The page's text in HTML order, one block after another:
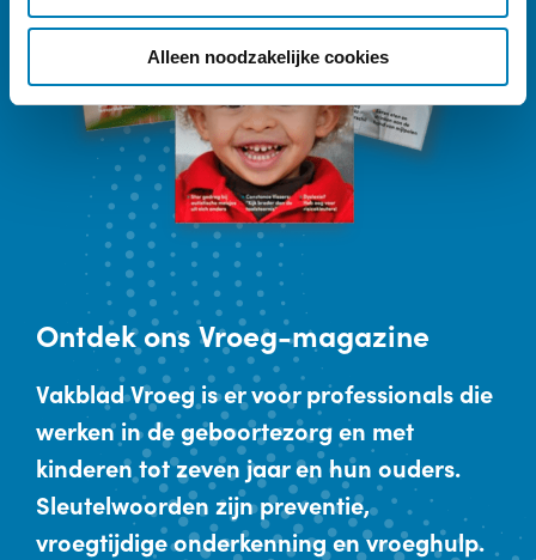
Alleen noodzakelijke cookies
Ontdekons Vroeg-magazine
Vakblad Vroeg is er voor professionals die
werken in de geboortezorg en met
kinderen tot zeven jaar en hun ouders.
Sleutelwoorden zijn preventie,
vroegtijdige onderkenning en vroeghulp.